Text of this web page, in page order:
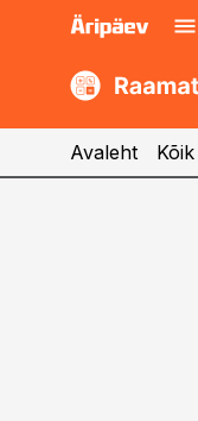
kaubandus.ee
Avaleht